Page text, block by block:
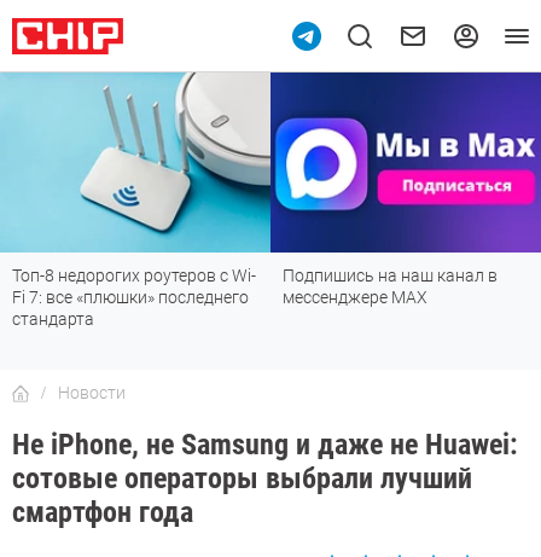
Топ-8 недорогих роутеров с Wi-
Fi 7: все «плюшки» последнего
стандарта
Подпишись на наш канал в
мессенджере МАХ
Новости
Не iPhone, не Samsung и даже не Huawei:
сотовые операторы выбрали лучший
смартфон года